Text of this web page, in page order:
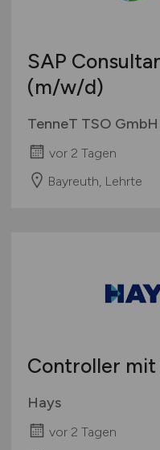
SAP
(m/w/d)
TenneT TSO GmbH
vor 2 Tagen
Bayreuth, Lehrte
Controller mit
Hays
vor 2 Tagen